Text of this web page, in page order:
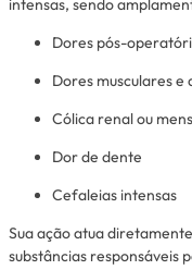
intensas, sendo
Dores pós-
Dores musculares e
Cólica renal ou
Dor de dente
Cefaleias intensas
Sua ação atua
substâncias responsáveis